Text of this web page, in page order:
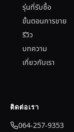
รุ่นที่รับซื้อ
ขั้นตอนการขาย
รีวิว
บทความ
เกี่ยวกับเรา
ติดต่อเรา
064-257-9353